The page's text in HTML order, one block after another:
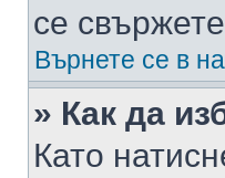
се
Върнете се в
» Как да
Като